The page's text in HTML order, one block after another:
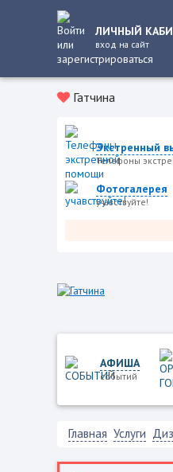
ЛИЧНЫЙ
вход на сайт
Гатчина
Экстренный
Телефоны
Фотогалерея
учавствуйте!
АФИША
событий
Главная Услуги